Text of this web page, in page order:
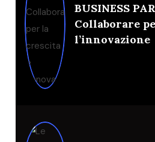
BUSINESS
Collaborare
l’innovazione